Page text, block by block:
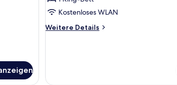
Stadtblick
Kostenloses WLAN
Weitere Details
Weitere
Schlafzimmer,